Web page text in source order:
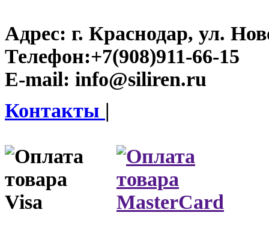
Адрес: г. Краснодар, ул.
Телефон:+7(908)911-66-15
E-mail: info@siliren.ru
Контакты |